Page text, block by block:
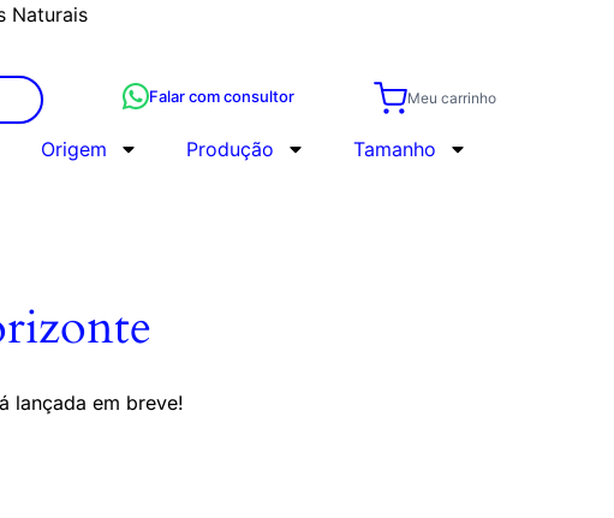
Naturais
Meu carrinho
Falar com consultor
Origem Produção Tamanho
lançada em breve!